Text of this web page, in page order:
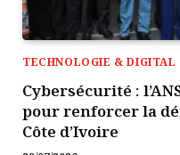
TECHNOLOGIE & DIGITAL
Cybersécurité :
pour renforcer la
Côte d’Ivoire